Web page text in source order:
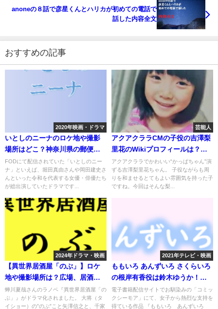
anoneの８話で彦星くんとハリカが初めての電話で
話した内容全文
おすすめの記事
2020年映画・ドラマ
いとしのニーナのロケ地や撮影
場所はどこ？神奈川県の郵便局
や河川敷など
FODにて配信されていた「いとしのニー
ナ」といえば、堀田真由さんや岡田建史さ
んといった令和を代表する女優・俳優たち
が総出演していたドラマです...
芸能人
アクアクララCMの子役の吉澤梨
里花のWikiプロフィールは？出
演ドラマは？
アクアクララでかわいい“かっぱちゃん”演
ずる吉澤梨里花ちゃん。 子役ながらも周
りを和ませるとてもよい雰囲気を持った子
ですね。今回はそんな梨...
2024年ドラマ・映画
【異世界居酒屋「のぶ」】ロケ
地や撮影場所は？広場、居酒屋
など
蝉川夏哉さんのラノベ『異世界居酒屋「の
ぶ」』がドラマ化されました。 大将（タ
イショー）の”のぶ”こと矢澤信之と、千家
2021年テレビ・映画
ももいろ あんずいろ さくらいろ
の根岸有香役は鈴木ゆうか！役
柄や演技は？
電子書籍配信サイトでお馴染みの「コミッ
クシーモア」にて、女子から熱烈な支持を
得ている作品 『ももいろ あんずいろ